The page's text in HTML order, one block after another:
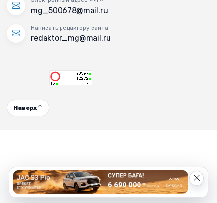
mg_500678@mail.ru
Написать редактору сайта
redaktor_mg@mail.ru
Наверх